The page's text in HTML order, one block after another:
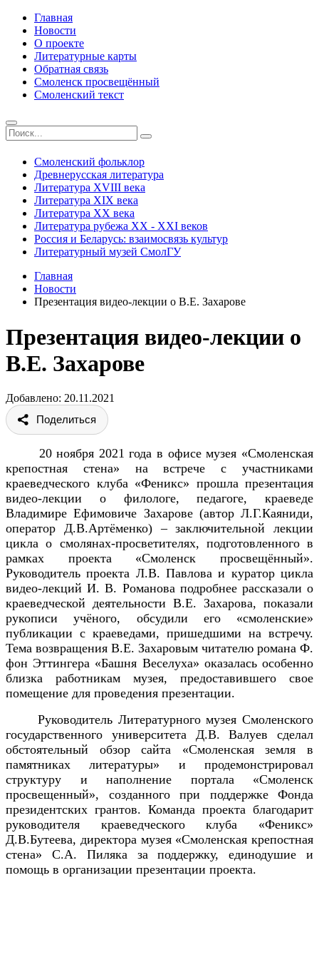
Главная
Новости
О проекте
Литературные карты
Обратная связь
Смоленск просвещённый
Смоленский текст
Смоленский фольклор
Древнерусская литература
Литература ХVIII века
Литература ХIХ века
Литература ХХ века
Литература рубежа ХХ - ХХI веков
Россия и Беларусь: взаимосвязь культур
Литературный музей СмолГУ
Главная
Новости
Презентация видео-лекции о В.Е. Захарове
Презентация видео-лекции о
В.Е. Захарове
Добавлено: 20.11.2021
Поделиться
20 ноября 2021 года в офисе музея «Смоленская
крепостная стена» на встрече с участниками
краеведческого клуба «Феникс» прошла презентация
видео-лекции о филологе, педагоге, краеведе
Владимире Ефимовиче Захарове (автор Л.Г.Каяниди,
оператор Д.В.Артёменко) – заключительной лекции
цикла о смолянах-просветителях, подготовленного в
рамках проекта «Смоленск просвещённый».
Руководитель проекта Л.В. Павлова и куратор цикла
видео-лекций И. В. Романова подробнее рассказали о
краеведческой деятельности В.Е. Захарова, показали
рукописи учёного, обсудили его «смоленские»
публикации с краеведами, пришедшими на встречу.
Тема возвращения В.Е. Захаровым читателю романа Ф.
фон Эттингера «Башня Веселуха» оказалась особенно
близка работникам музея, предоставившего свое
помещение для проведения презентации.
Руководитель Литературного музея Смоленского
государственного университета Д.В. Валуев сделал
обстоятельный обзор сайта «Смоленская земля в
памятниках литературы» и продемонстрировал
структуру и наполнение портала «Смоленск
просвещенный», созданного при поддержке Фонда
президентских грантов. Команда проекта благодарит
руководителя краеведческого клуба «Феникс»
Д.В.Бутеева, директора музея «Смоленская крепостная
стена» С.А. Пиляка за поддержку, единодушие и
помощь в организации презентации проекта.